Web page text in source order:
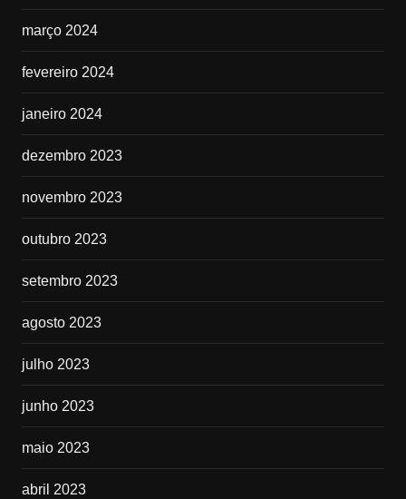
março 2024
fevereiro 2024
janeiro 2024
dezembro 2023
novembro 2023
outubro 2023
setembro 2023
agosto 2023
julho 2023
junho 2023
maio 2023
abril 2023